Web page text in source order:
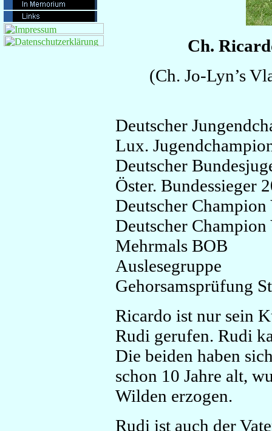
Ch.
(Ch. Jo-Lyn’s
Deutscher
Lux.
Deutscher
Öster. Bundessieger
Deutscher
Deutscher
Mehrmals BOB
Auslesegruppe
Gehorsamsprüfung
Ricardo ist nur sein
Rudi gerufen. Rudi
Die beiden haben
schon 10 Jahre alt,
Wilden erzogen.
Rudi ist auch der